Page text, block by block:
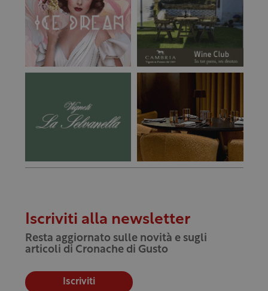
Iscriviti alla newsletter
Resta aggiornato sulle novità e sugli
articoli di Cronache di Gusto
Iscriviti